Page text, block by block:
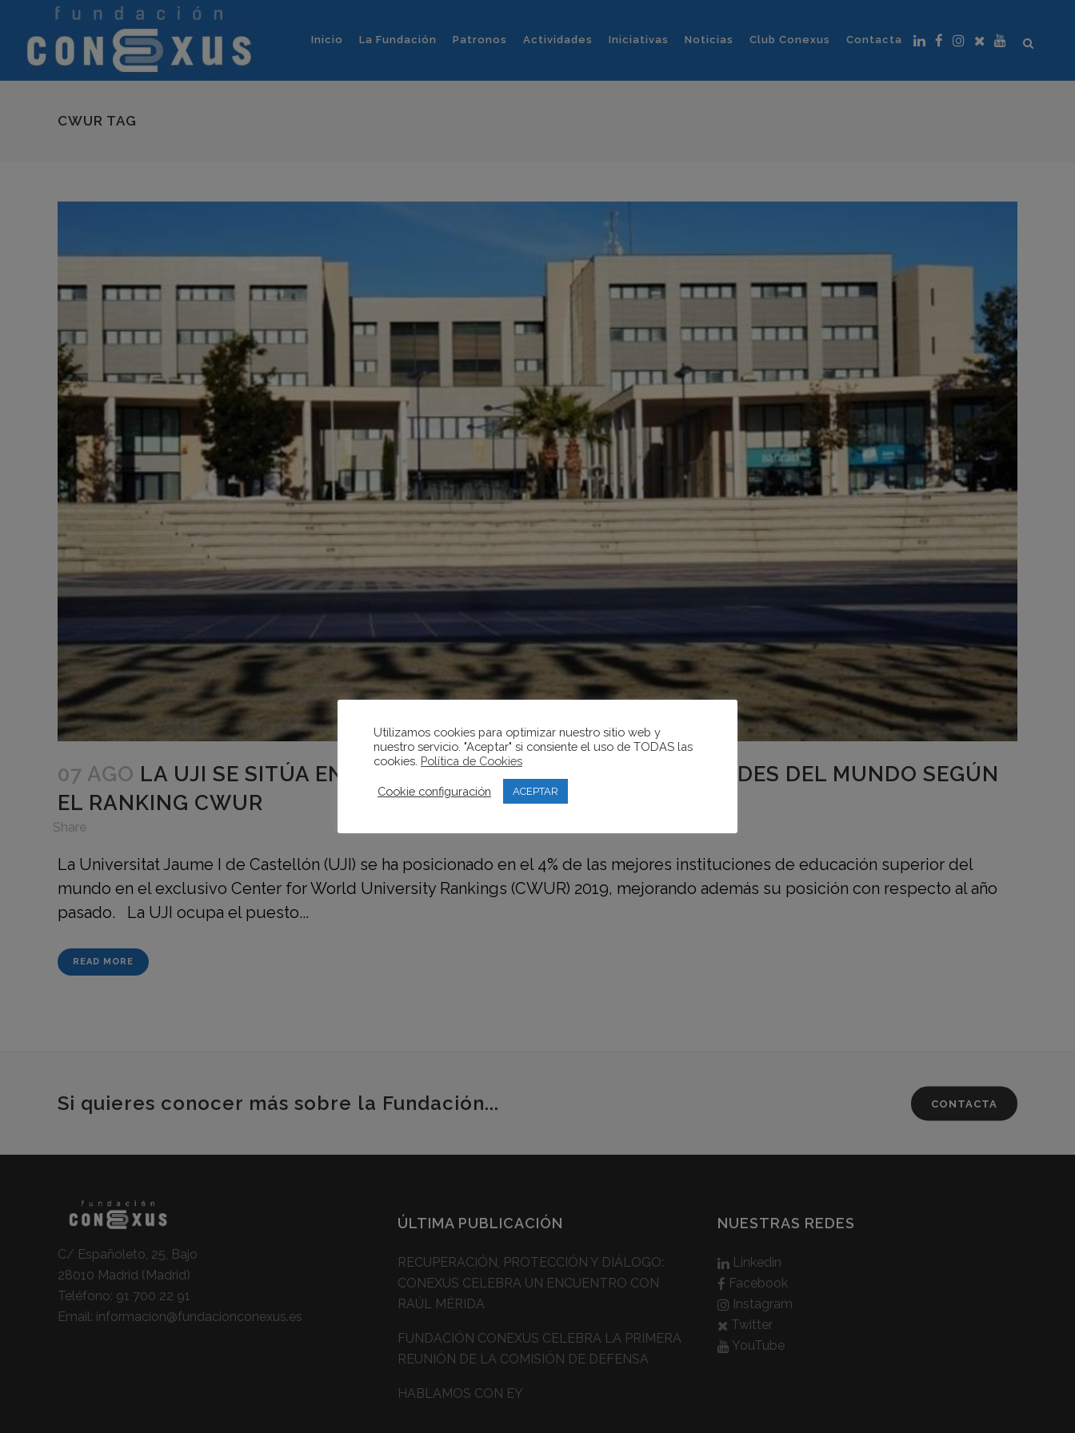
Inicio La Fundación Patronos Actividades Iniciativas Noticias Club Conexus Contacta
CWUR TAG
07 AGO LA UJI SE SITÚA EN EL 4% DE LAS MEJORES UNIVERSIDADES DEL MUNDO SEGÚN
EL RANKING CWUR
Share
La Universitat Jaume I de Castellón (UJI) se ha posicionado en el 4% de las mejores instituciones de educación superior del
mundo en el exclusivo Center for World University Rankings (CWUR) 2019, mejorando además su posición con respecto al año
pasado. La UJI ocupa el puesto...
READ MORE
Si quieres conocer más sobre la Fundación... CONTACTA
C/ Españoleto, 25, Bajo
28010 Madrid (Madrid)
Teléfono: 91 700 22 91
Email: informacion@fundacionconexus.es
ÚLTIMA PUBLICACIÓN
RECUPERACIÓN, PROTECCIÓN Y DIÁLOGO:
CONEXUS CELEBRA UN ENCUENTRO CON
RAÚL MÉRIDA
FUNDACIÓN CONEXUS CELEBRA LA PRIMERA
REUNIÓN DE LA COMISIÓN DE DEFENSA
HABLAMOS CON EY
NUESTRAS REDES
Linkedin
Facebook
Instagram
Twitter
YouTube
Utilizamos cookies para optimizar nuestro sitio web y
nuestro servicio. "Aceptar" si consiente el uso de TODAS las
cookies. Política de Cookies
Cookie configuración ACEPTAR